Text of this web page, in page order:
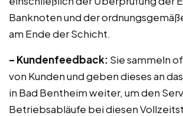
Banknoten und der
am Ende der Schicht.
– Kundenfeedback: Sie sammeln
von Kunden und geben dieses an
in Bad Bentheim weiter, um den
Betriebsabläufe bei diesen